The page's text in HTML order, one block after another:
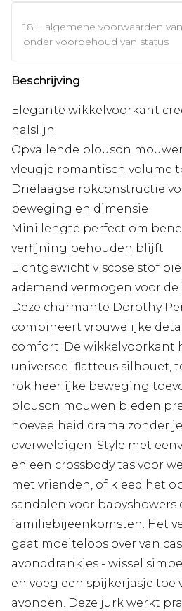
18+, algemene voorwaarden
onder voorbehoud van status
Beschrijving
Elegante wikkelvoorkant
halslijn
Opvallende blouson
vleugje romantisch volume
Drielaagse rokconstructie
beweging en dimensie
Mini lengte perfect om
verfijning behouden blijft
Lichtgewicht viscose stof
ademend vermogen voor de
Deze charmante Dorothy
combineert vrouwelijke
comfort. De wikkelvoorkant
universeel flatteus silhouet,
rok heerlijke beweging
blouson mouwen bieden
hoeveelheid drama zonder
overweldigen. Style met
en een crossbody tas voor
met vrienden, of kleed het
sandalen voor babyshowers
familiebijeenkomsten. Het
gaat moeiteloos over van
avonddrankjes - wissel
en voeg een spijkerjasje toe
avonden. Deze jurk werkt